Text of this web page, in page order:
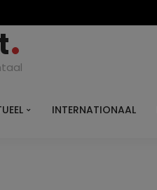
INTERNATIONAAL